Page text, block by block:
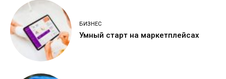
БИЗНЕС
Умный старт на маркетплейсах